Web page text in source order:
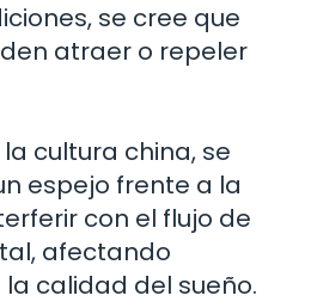
se cree que
atraer o repeler
cultura china, se
espejo frente a la
con el flujo de
afectando
calidad del sueño.